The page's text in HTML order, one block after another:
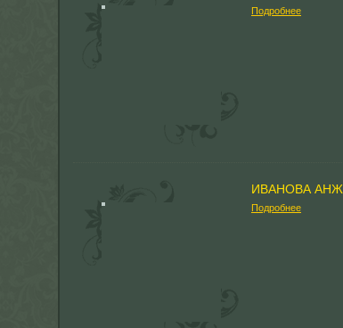
Подробнее
ИВАНОВА
Подробнее